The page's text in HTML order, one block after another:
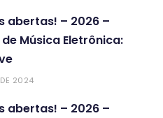
abertas! – 2026 –
Música Eletrônica:
2024
abertas! – 2026 –